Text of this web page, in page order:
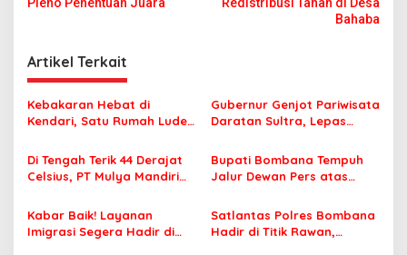
v
g
a
s
i
p
o
s
Bahaba
Artikel Terkait
Kebakaran Hebat di
Kendari, Satu Rumah Ludes
Gubernur Genjot Pariwisata
Daratan Sultra, Lepas
Tiga Kabupaten Unggulan
Di Tengah Terik 44 Derajat
Celsius, PT Mulya Mandiri
Jamaah Tetap Sehat dan
Nyaman Beribadah
Bupati Bombana Tempuh
Jalur Dewan Pers atas
Korupsi Jembatan Cirauci II
Kabar Baik! Layanan
Imigrasi Segera Hadir di
Satlantas Polres Bombana
Hadir di Titik Rawan,